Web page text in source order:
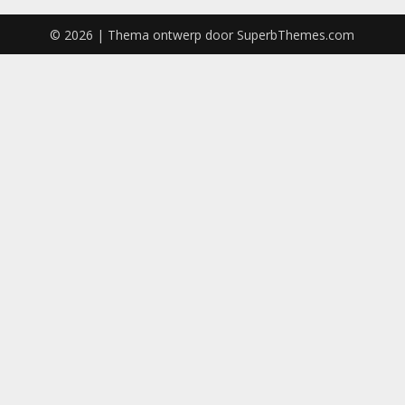
© 2026 | Thema ontwerp doorSuperbThemes.com